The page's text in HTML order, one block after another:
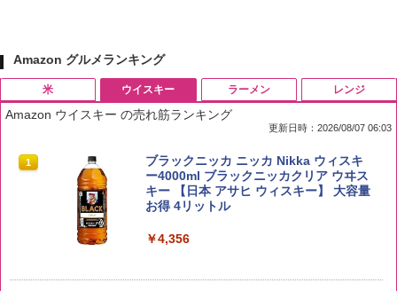
Amazon グルメランキング
米
1 by Amazon 国産ブレンド米 精米 5kg
￥2,650
ウイスキー
Amazon ウイスキー の売れ筋ランキング
更新日時：2026/08/07 06:03
1
ブラックニッカ ニッカ Nikka ウィスキ
ー4000ml ブラックニッカクリア ウヰス
キー 【日本 アサヒ ウィスキー】 大容量
お得 4リットル
￥4,356
ラーメン レンジ